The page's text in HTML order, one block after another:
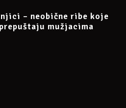
– neobične ribe koje
mužjacima